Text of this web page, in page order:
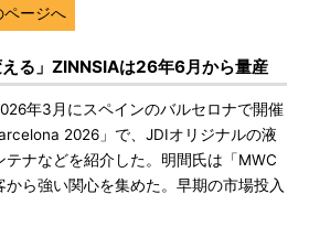
ページへ
える」ZINNSIAは26年6月から量産
年3月にスペインのバルセロナで開催
2026」で、JDIオリジナルの液
ナなどを紹介した。明間氏は「MWC
ら強い関心を集めた。早期の市場投入